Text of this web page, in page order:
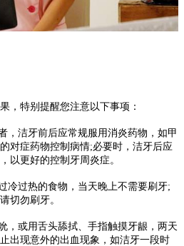
特别提醒您注意以下事项：
洁牙前后应常规服用消炎药物，如甲
对症药物控制病情;必要时，洁牙后应
以更好的控制牙周炎症。
过热的食物，当天晚上不需要刷牙;
切勿刷牙。
或用舌头舔拭、手指触摸牙龈，两天
出现意外的出血现象，如洁牙一段时